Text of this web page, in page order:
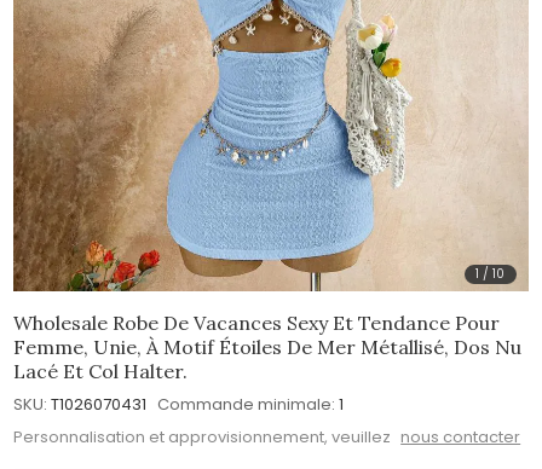
1 /10
Wholesale Robe De Vacances Sexy Et Tendance Pour
Femme, Unie, À Motif Étoiles De Mer Métallisé, Dos Nu
Lacé Et Col Halter.
SKU: T1026070431 Commande minimale: 1
Personnalisation et approvisionnement, veuillez nous contacter